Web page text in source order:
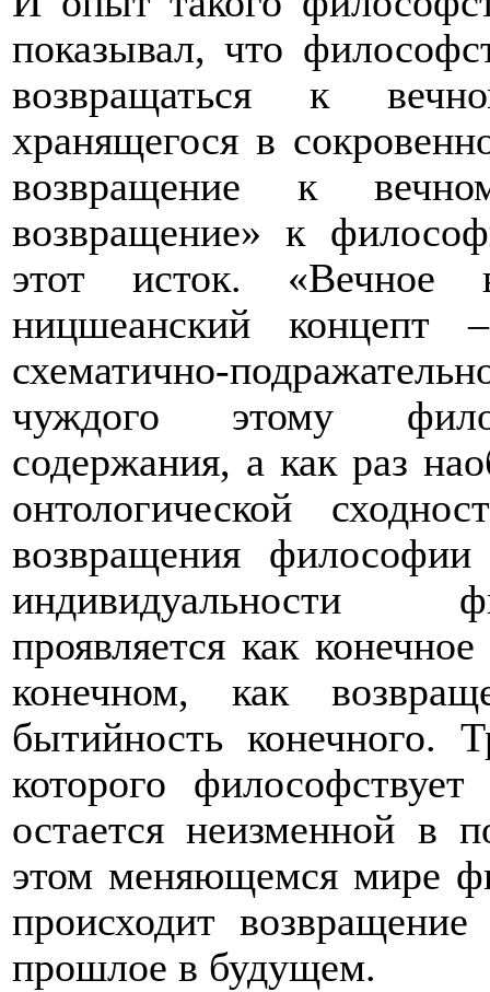
показывал, что
возвращаться к
хранящегося в
возвращение к
возвращение» к
этот исток. «Вечное
ницшеанский концепт
схематично-
чуждого этому
содержания, а как раз
онтологической
возвращения
индивидуальности
проявляется как
конечном, как
бытийность конечного.
которого
остается неизменной в
этом меняющемся мире
происходит
прошлое в будущем.